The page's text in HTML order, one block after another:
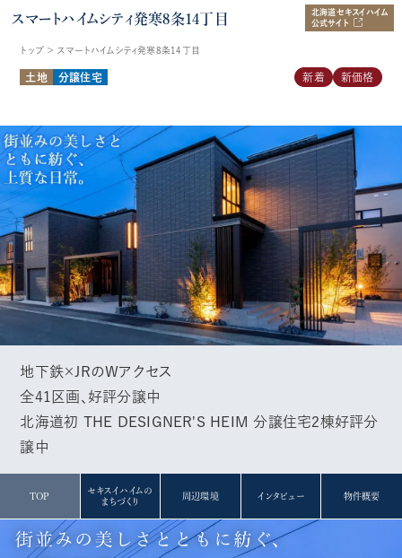
スマートハイムシティ発寒8条14丁目
北海道セキスイハイム
公式サイト
トップ ＞ スマートハイムシティ発寒8条14丁目
土地 分譲住宅 新着 新価格
地下鉄×JRのWアクセス
全41区画、好評分譲中
北海道初 THE DESIGNER'S HEIM 分譲住宅2棟好評分
譲中
TOP
セキスイハイムの
まちづくり
周辺環境 インタビュー 物件概要